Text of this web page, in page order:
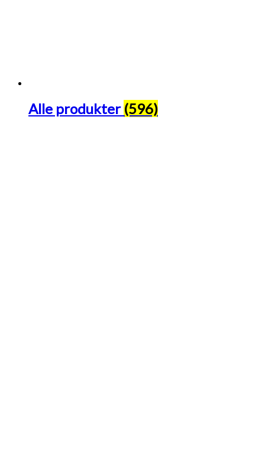
Alle produkter (596)